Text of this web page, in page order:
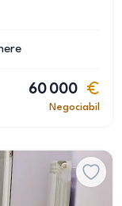
60 000
Negociabil